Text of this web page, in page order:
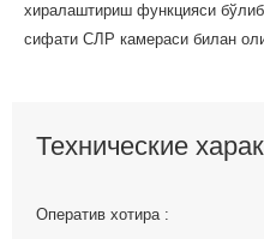
хиралаштириш функцияси
сифати СЛР камераси билан
Технические
Оператив хотира :